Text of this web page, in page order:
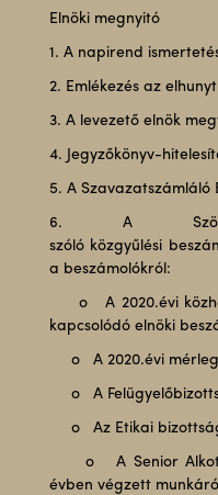
Elnöki megnyitó
1. A napirend
2. Emlékezés az
3. A levezető elnök
4. Jegyzőkönyv-
5. A
6. A
szóló közgyűlési
a beszámolókról:
o A 2020.évi
kapcsolódó elnöki
o A 2020.évi
o A
o Az Etikai
o A Senior
évben végzett